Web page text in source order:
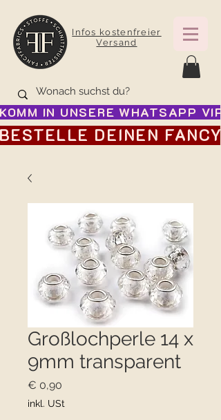
Infos kostenfreier
Versand
KOMM IN UNSERE WHATSAPP
BESTELLE DEINEN
Großlochperle 14 x
9mm transparent
€ 0,90
inkl. USt